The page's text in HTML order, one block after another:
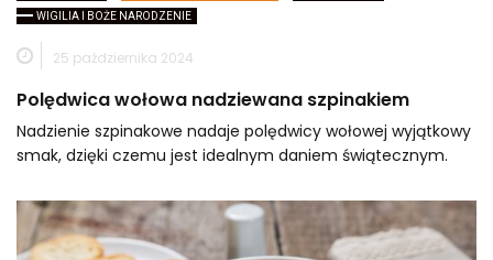
WIGILIA I BOŻE NARODZENIE
25 października 2024
Polędwica wołowa nadziewana szpinakiem
Nadzienie szpinakowe nadaje polędwicy wołowej wyjątkowy
smak, dzięki czemu jest idealnym daniem świątecznym.